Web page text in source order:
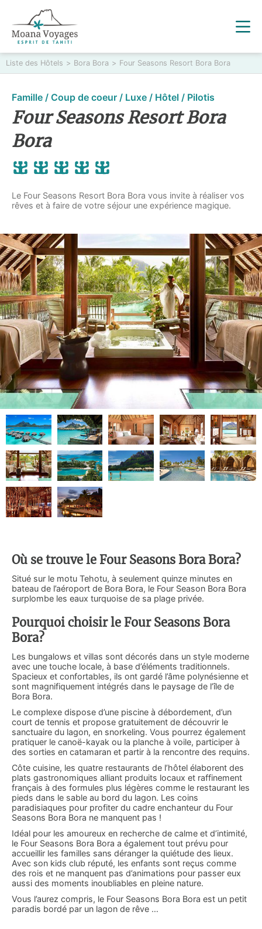
Liste des Hôtels > Bora Bora > Four Seasons Resort Bora Bora
Famille / Coup de coeur / Luxe / Hôtel / Pilotis
Four Seasons Resort Bora
Bora
Le Four Seasons Resort Bora Bora vous invite à réaliser vos
rêves et à faire de votre séjour une expérience magique.
Où se trouve le Four Seasons Bora Bora?
Situé sur le motu Tehotu, à seulement quinze minutes en
bateau de l’aéroport de Bora Bora, le Four Season Bora Bora
surplombe les eaux turquoise de sa plage privée.
Pourquoi choisir le Four Seasons Bora
Bora?
Les bungalows et villas sont décorés dans un style moderne
avec une touche locale, à base d’éléments traditionnels.
Spacieux et confortables, ils ont gardé l’âme polynésienne et
sont magnifiquement intégrés dans le paysage de l’île de
Bora Bora.
Le complexe dispose d’une piscine à débordement, d’un
court de tennis et propose gratuitement de découvrir le
sanctuaire du lagon, en snorkeling. Vous pourrez également
pratiquer le canoë-kayak ou la planche à voile, participer à
des sorties en catamaran et partir à la rencontre des requins.
Côte cuisine, les quatre restaurants de l’hôtel élaborent des
plats gastronomiques alliant produits locaux et raffinement
français à des formules plus légères comme le restaurant les
pieds dans le sable au bord du lagon. Les coins
paradisiaques pour profiter du cadre enchanteur du Four
Seasons Bora Bora ne manquent pas !
Idéal pour les amoureux en recherche de calme et d’intimité,
le Four Seasons Bora Bora a également tout prévu pour
accueillir les familles sans déranger la quiétude des lieux.
Avec son kids club réputé, les enfants sont reçus comme
des rois et ne manquent pas d’animations pour passer eux
aussi des moments inoubliables en pleine nature.
Vous l’aurez compris, le Four Seasons Bora Bora est un petit
paradis bordé par un lagon de rêve …